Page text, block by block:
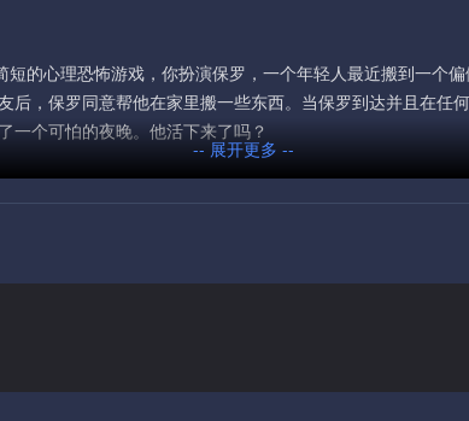
短的心理恐怖游戏，你扮演保罗，一个年轻人最近搬到一个
后，保罗同意帮他在家里搬一些东西。当保罗到达并且在任
一个可怕的夜晚。他活下来了吗？
-- 展开更多 --